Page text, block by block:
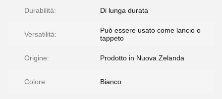
Durabilità: Di lunga durata
Versatilità:
Può essere usato come lancio o
tappeto
Origine: Prodotto in Nuova Zelanda
Colore: Bianco